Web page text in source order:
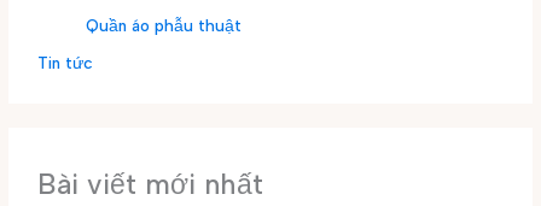
Quần áo phẫu thuật
Tin tức
Bài viết mới nhất